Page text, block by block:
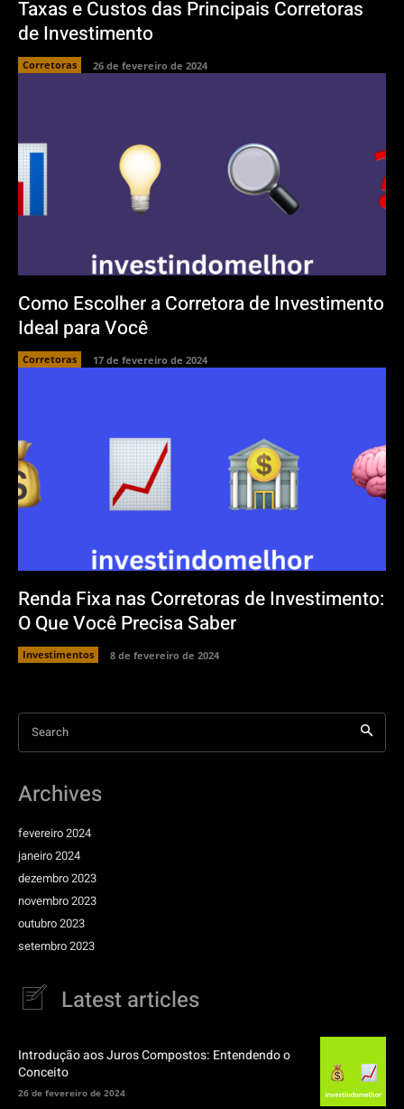
Taxas e Custos das Principais Corretoras
de Investimento
Corretoras 26 de fevereiro de 2024
Como Escolher a Corretora de Investimento
Ideal para Você
Corretoras 17 de fevereiro de 2024
Renda Fixa nas Corretoras de Investimento:
O Que Você Precisa Saber
Investimentos 8 de fevereiro de 2024
Search
Archives
fevereiro 2024
janeiro 2024
dezembro 2023
novembro 2023
outubro 2023
setembro 2023
Latest articles
Introdução aos Juros Compostos: Entendendo o
Conceito
26 de fevereiro de 2024